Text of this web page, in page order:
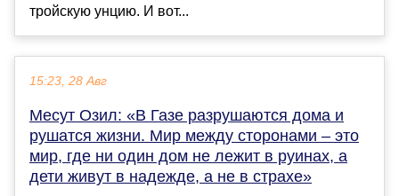
тройскую унцию. И вот...
15:23, 28 Авг
Месут Озил: «В Газе разрушаются дома и
рушатся жизни. Мир между сторонами – это
мир, где ни один дом не лежит в руинах, а
дети живут в надежде, а не в страхе»